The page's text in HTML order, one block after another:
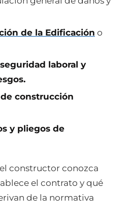
de la Edificación o
laboral y
construcción
y pliegos de
constructor conozca
el contrato y qué
de la normativa